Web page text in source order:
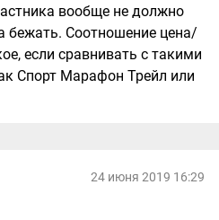
вообще не должно
бежать. Соотношение цена/
если сравнивать с такими
Спорт Марафон Трейл или
24 июня 2019 16:29